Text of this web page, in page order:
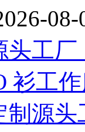
08-
头工
衫工
制源